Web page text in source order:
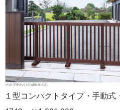
１型コンパクトタイプ・手動